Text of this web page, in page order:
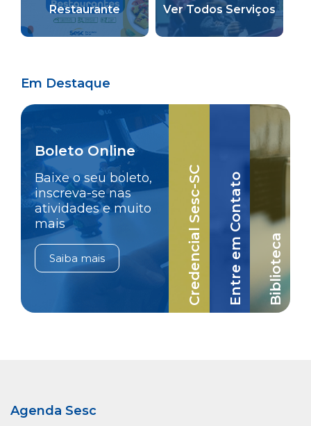
Restaurante Ver Todos Serviços
Em Destaque
Boleto Online
Baixe o seu boleto,
inscreva-se nas
atividades e muito
mais
Saiba mais Credencial Sesc-SC Entre em Contato Biblioteca
Agenda Sesc